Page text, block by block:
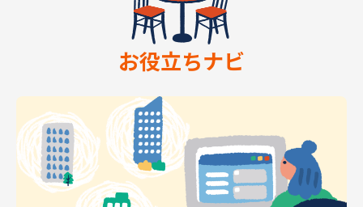
お役立ちナビ